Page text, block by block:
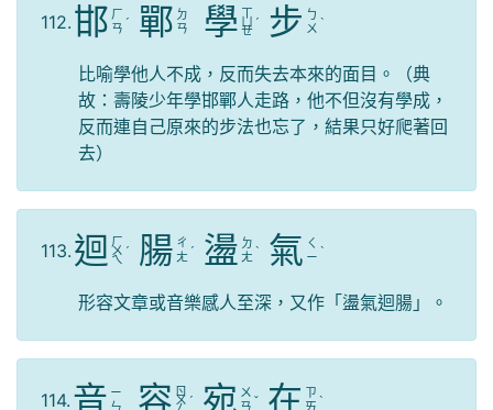
112. 邯 ㄏ
ㄢ ˊ 鄲 ㄉ
ㄢ
學 ㄒ
ㄩ
ㄝ
ˊ 步 ㄅ
ㄨ ˋ
比喻學他人不成，反而失去本來的面目。（典
故：壽陵少年學邯鄲人走路，他不但沒有學成，
反而連自己原來的步法也忘了，結果只好爬著回
去）
113. 迴 ㄏ
ㄨ
ㄟ
ˊ 腸 ㄔ
ㄤ ˊ 盪 ㄉ
ㄤ ˋ 氣 ㄑ
ㄧ ˋ
形容文章或音樂感人至深，又作「盪氣迴腸」。
114. 音 ㄧ
ㄣ
容 ㄖ
ㄨ ˊ 宛 ㄨ
ㄢ ˇ 在 ㄗ
ㄞ ˋ